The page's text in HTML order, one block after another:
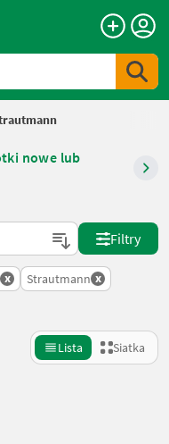
nowe lub
Filtry
x Strautmann x
Lista Siatka